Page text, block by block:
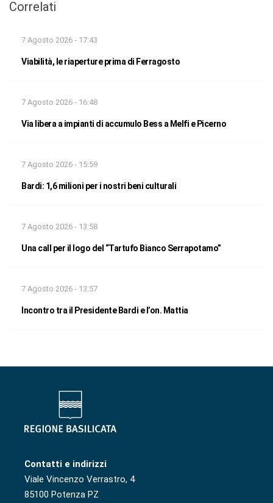
Correlati
7 Agosto 2026 - 17:43
Viabilità, le riaperture prima di Ferragosto
7 Agosto 2026 - 16:48
Via libera a impianti di accumulo Bess a Melfi e Picerno
7 Agosto 2026 - 15:59
Bardi: 1,6 milioni per i nostri beni culturali
7 Agosto 2026 - 13:58
Una call per il logo del “Tartufo Bianco Serrapotamo”
7 Agosto 2026 - 13:57
Incontro tra il Presidente Bardi e l’on. Mattia
Contatti e indirizzi
Viale Vincenzo Verrastro, 4
85100 Potenza PZ